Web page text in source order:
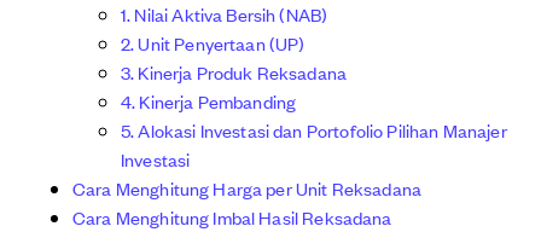
1. Nilai Aktiva Bersih (NAB)
2. Unit Penyertaan (UP)
3. Kinerja Produk Reksadana
4. Kinerja Pembanding
5. Alokasi Investasi dan Portofolio Pilihan Manajer
Investasi
Cara Menghitung Harga per Unit Reksadana
Cara Menghitung Imbal Hasil Reksadana